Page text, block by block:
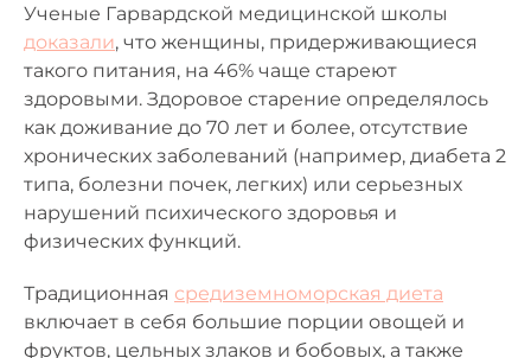
Ученые Гарвардской медицинской школы
доказали, что женщины, придерживающиеся
такого питания, на 46% чаще стареют
здоровыми. Здоровое старение определялось
как доживание до 70 лет и более, отсутствие
хронических заболеваний (например, диабета 2
типа, болезни почек, легких) или серьезных
нарушений психического здоровья и
физических функций.
Традиционная средиземноморская диета
включает в себя большие порции овощей и
фруктов, цельных злаков и бобовых, а также